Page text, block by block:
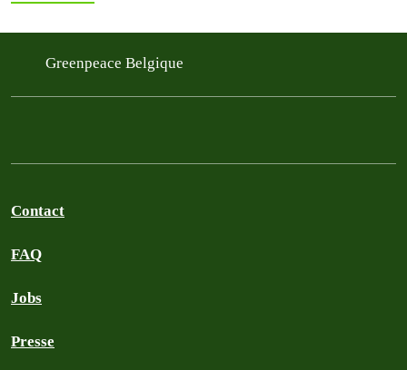
Greenpeace Belgique
Contact
FAQ
Jobs
Presse